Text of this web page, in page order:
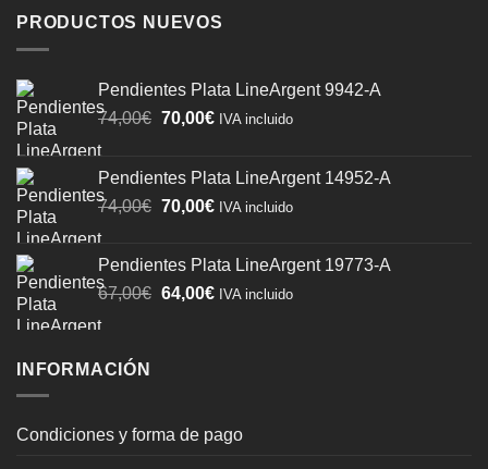
PRODUCTOS NUEVOS
Pendientes Plata LineArgent 9942-A
74,00€ El
era:
74,00€.
70,00€El
es:
70,00€.
IVA incluido
Pendientes Plata LineArgent 14952-A
74,00€ El
era:
74,00€.
70,00€El
es:
70,00€.
IVA incluido
Pendientes Plata LineArgent 19773-A
67,00€ El
64,00€ElIVA incluido
INFORMACIÓN
Condiciones y forma de pago